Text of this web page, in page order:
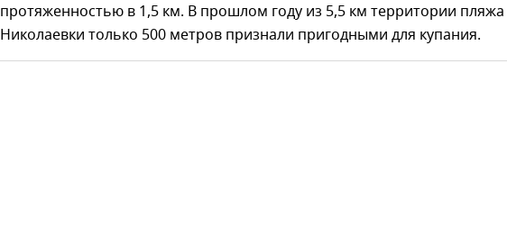
протяженностью в 1,5 км. В прошлом году из 5,5 км территории пляжа
Николаевки только 500 метров признали пригодными для купания.